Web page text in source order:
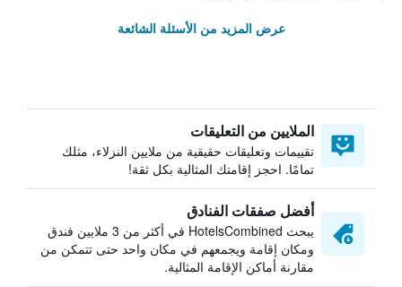
عرض المزيد من الأسئلة الشائعة
الملايين من التعليقات
تقييمات وتعليقات حقيقية من ملايين النزلاء، مثلك
تمامًا. احجز إقامتك المثالية بكل ثقة!
أفضل صفقات الفنادق
يبحث HotelsCombined في أكثر من 3 ملايين فندق
ومكان إقامة ويجمعهم في مكان واحد حتى تتمكن من
مقارنة أماكن الإقامة المثالية.